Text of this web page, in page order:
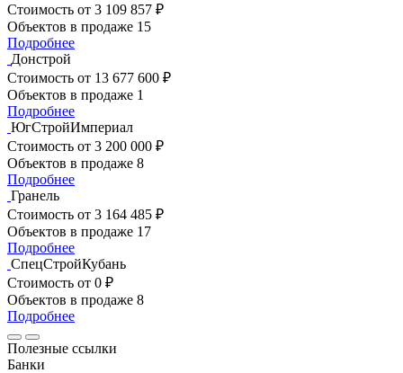
Стоимость от 3 109 857 ₽
Объектов в продаже 15
Подробнее
Донстрой
Стоимость от 13 677 600 ₽
Объектов в продаже 1
Подробнее
ЮгСтройИмпериал
Стоимость от 3 200 000 ₽
Объектов в продаже 8
Подробнее
Гранель
Стоимость от 3 164 485 ₽
Объектов в продаже 17
Подробнее
СпецСтройКубань
Стоимость от 0 ₽
Объектов в продаже 8
Подробнее
Полезные ссылки
Банки